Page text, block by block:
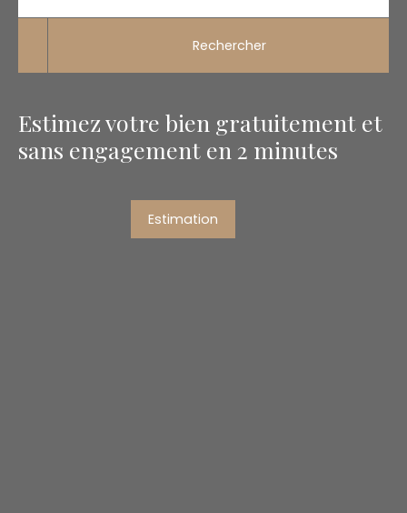
Rechercher
Estimez votre bien gratuitement et
sans engagement en 2 minutes
Estimation